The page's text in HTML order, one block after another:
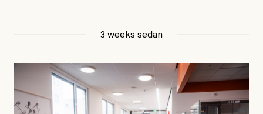
att han brukar vara ganska återhållsam när han
september 2023, när de globala temperaturerna för
månaden visade sig vara hela 0,5 °C varmare än någon
tidigare septembermånad – har han blivit chockad.
3 weeks sedan